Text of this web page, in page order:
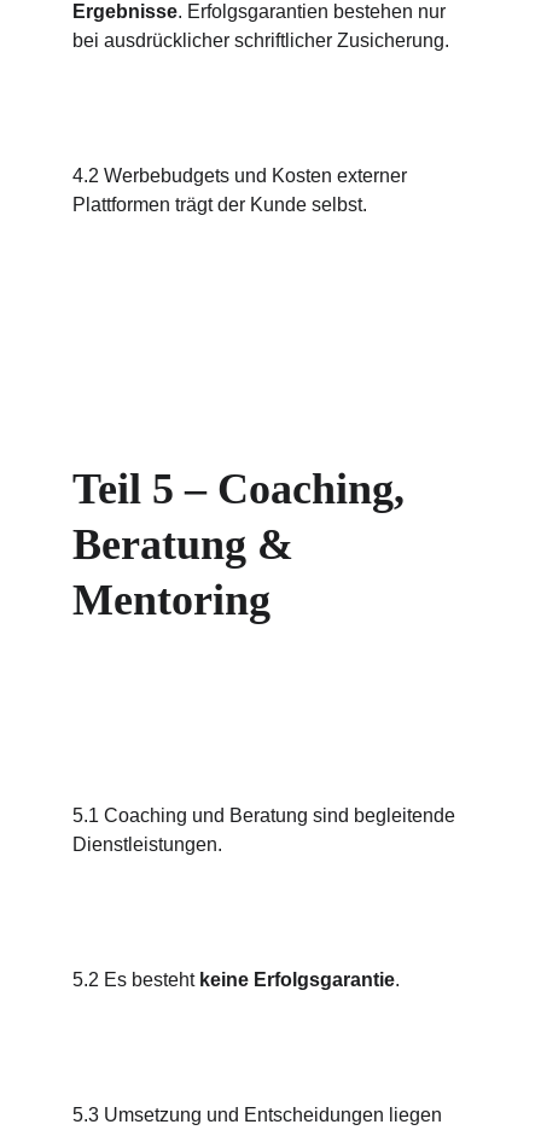
Ergebnisse. Erfolgsgarantien bestehen nur
bei ausdrücklicher schriftlicher Zusicherung.
4.2 Werbebudgets und Kosten externer
Plattformen trägt der Kunde selbst.
Teil 5 – Coaching,
Beratung &
Mentoring
5.1 Coaching und Beratung sind begleitende
Dienstleistungen.
5.2 Es besteht keine Erfolgsgarantie.
5.3 Umsetzung und Entscheidungen liegen